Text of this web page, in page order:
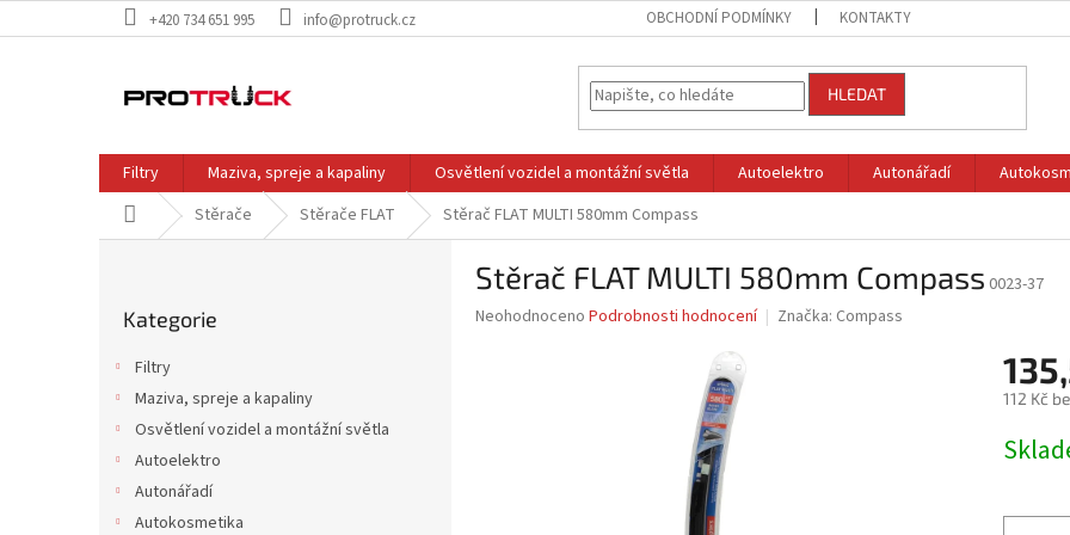
na
+420 734 651 995 info@protruck.cz OBCHODNÍ PODMÍNKY KONTAKTY
HLEDAT
Filtry Maziva, spreje a kapaliny Osvětlení vozidel a montážní světla Autoelektro Autonářadí
Domů Stěrače Stěrače FLAT Stěrač FLAT MULTI 580mm Compass
kategorie
Kategorie
Filtry
Maziva, spreje a kapaliny
Osvětlení vozidel a montážní světla
Autoelektro
Autonářadí
Autokosmetika
Stěrač FLAT MULTI 580mm Compass 0023-37
Průměrné
Neohodnoceno Podrobnosti hodnocení Značka: Compass
112 Kč
cena: